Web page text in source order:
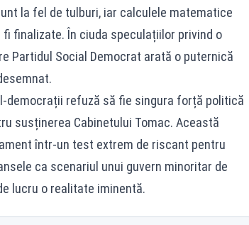
la fel de tulburi, iar calculele matematice
finalizate. În ciuda speculațiilor privind o
Partidul Social Democrat arată o puternică
democrații refuză să fie singura forță politică
susținerea Cabinetului Tomac. Această
într-un test extrem de riscant pentru
ca scenariul unui guvern minoritar de
lucru o realitate iminentă.